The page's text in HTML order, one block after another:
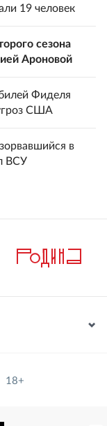
19 человек
сезона
Ароновой
Фиделя
США
в
ВСУ
18+